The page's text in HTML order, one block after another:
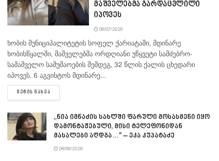
მაშველებმა გარდაცვლილი
იპოვეს
08/07/2026
ხობის მუნიციპალიტეტის სოფელ ქარიატაში, მდინარე
ხობისწყალში, მაშველებმა ორდღიანი უწყვეტი სამძებრო-
სამაშველო სამუშაოების შემდეგ, 32 წლის ქალის ცხედარი
იპოვეს. 6 აგვისტოს მდინარე...
ᲛᲔᲢᲘᲡ ᲜᲐᲮᲕᲐ
„ნია იმნაძის სახლში ფარული მოსასმენი იყო
დამონტაჟებული, მისი ტელეფონიდან
მასალები აღდგა…“ – ეკა კუპატაძე
08/06/2026